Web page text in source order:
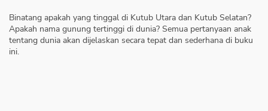
Binatang apakah yang tinggal di Kutub Utara dan Kutub Selatan?
Apakah nama gunung tertinggi di dunia? Semua pertanyaan anak
tentang dunia akan dijelaskan secara tepat dan sederhana di buku
ini.